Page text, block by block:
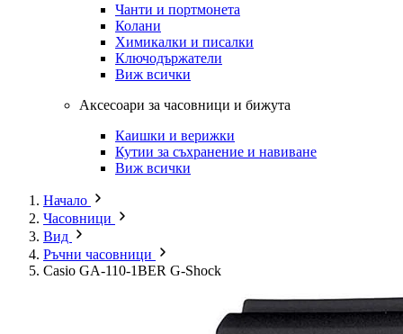
Чанти и портмонета
Колани
Химикалки и писалки
Ключодържатели
Виж всички
Аксесоари за часовници и бижута
Каишки и верижки
Кутии за съхранение и навиване
Виж всички
Начало
Часовници
Вид
Ръчни часовници
Casio GA-110-1BER G-Shock